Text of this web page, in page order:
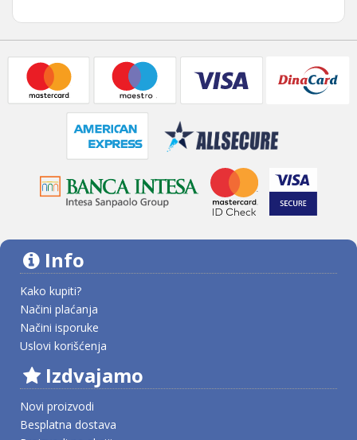
Info
Kako kupiti?
Načini plaćanja
Načini isporuke
Uslovi korišćenja
Izdvajamo
Novi proizvodi
Besplatna dostava